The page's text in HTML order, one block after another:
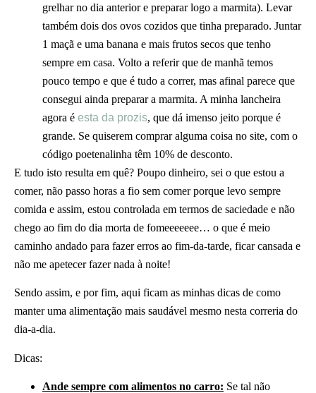
grelhar no dia anterior e preparar logo a marmita). Levar
também dois dos ovos cozidos que tinha preparado. Juntar
1 maçã e uma banana e mais frutos secos que tenho
sempre em casa. Volto a referir que de manhã temos
pouco tempo e que é tudo a correr, mas afinal parece que
consegui ainda preparar a marmita. A minha lancheira
agora é esta da prozis, que dá imenso jeito porque é
grande. Se quiserem comprar alguma coisa no site, com o
código poetenalinha têm 10% de desconto.
E tudo isto resulta em quê? Poupo dinheiro, sei o que estou a
comer, não passo horas a fio sem comer porque levo sempre
comida e assim, estou controlada em termos de saciedade e não
chego ao fim do dia morta de fomeeeeeee… o que é meio
caminho andado para fazer erros ao fim-da-tarde, ficar cansada e
não me apetecer fazer nada à noite!
Sendo assim, e por fim, aqui ficam as minhas dicas de como
manter uma alimentação mais saudável mesmo nesta correria do
dia-a-dia.
Dicas:
Ande sempre com alimentos no carro: Se tal não